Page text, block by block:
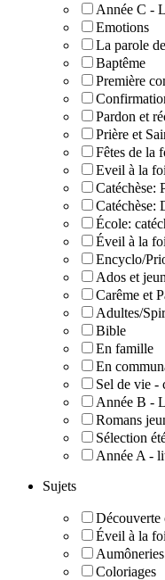
Année C -
Emotions
La parole
Baptême
Première
Pardon et
Prière et
Fêtes de la
Eveil à la
Catéchèse:
Catéchèse:
École:
Éveil à la
Encyclo/
Ados et
Carême et
Adultes/
Bible
En famille
En
Sel de vie -
Année B -
Romans
Sélection
Année A -
Sujets
Découverte
Éveil à la foi
Coloriages